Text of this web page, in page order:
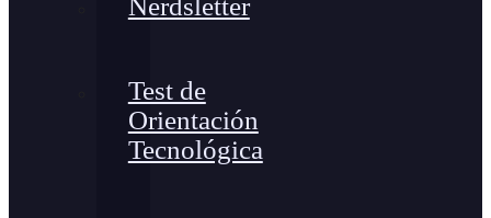
Nerdsletter
Test de
Orientación
Tecnológica